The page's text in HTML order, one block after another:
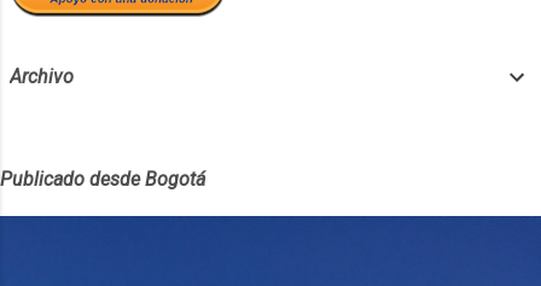
Archivo
Publicado desde Bogotá